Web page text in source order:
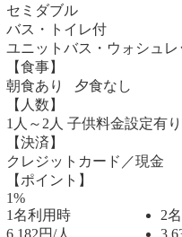
セミダブル
バス・トイレ付
ユニットバス・ウォシュ
【食事】
朝食あり 夕食なし
【人数】
1人～2人 子供料金設定有り
【決済】
クレジットカード／現金
【ポイント】
1%
1名利用時
6,182円/人
2